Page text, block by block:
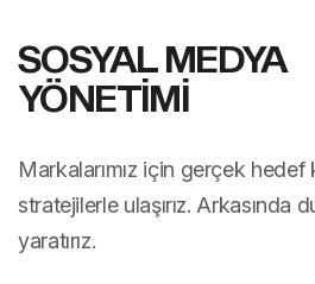
SOSYAL MEDYA
YÖNETİMİ
Markalarımız için gerçek
stratejilerle ulaşırız. Arkasında
yaratırız.